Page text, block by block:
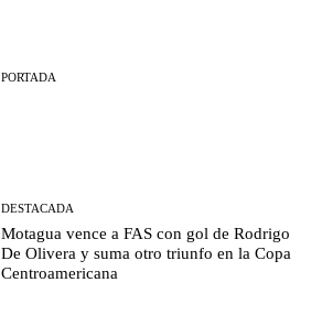
PORTADA
DESTACADA
Motagua vence a FAS con gol de Rodrigo
De Olivera y suma otro triunfo en la Copa
Centroamericana